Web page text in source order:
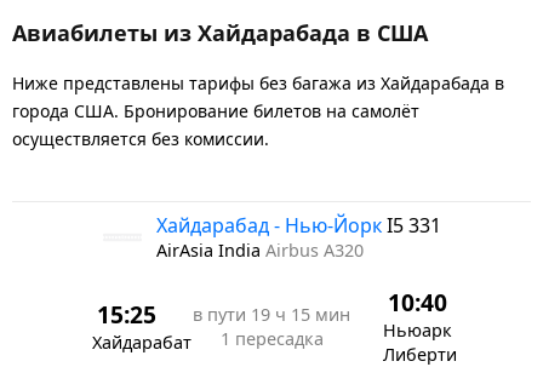
Авиабилеты из Хайдарабада в США
Ниже представлены тарифы без багажа из Хайдарабада в
города США. Бронирование билетов на самолёт
осуществляется без комиссии.
Хайдарабад - Нью-ЙоркI5 331
AirAsia India Airbus A320
15:25
Хайдарабат
в пути 19 ч 15 мин
1 пересадка
10:40
Ньюарк
Либерти